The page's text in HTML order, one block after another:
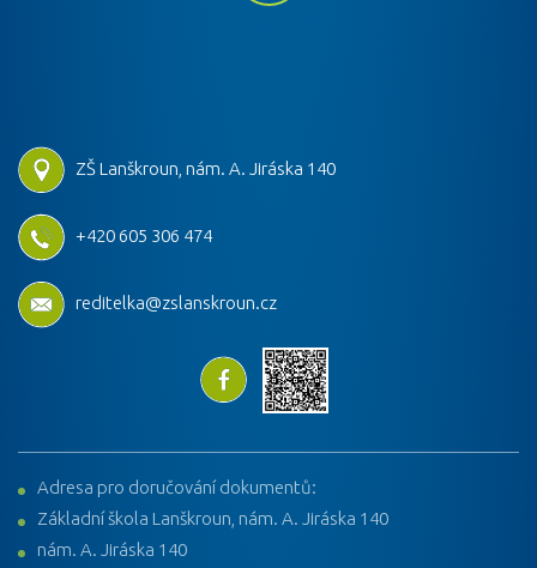
ZŠ Lanškroun, nám. A. Jiráska 140
+420 605 306 474
reditelka@zslanskroun.cz
Adresa pro doručování dokumentů:
Základní škola Lanškroun, nám. A. Jiráska 140
nám. A. Jiráska 140